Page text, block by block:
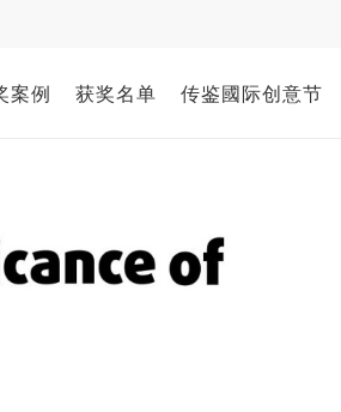
案例 获奖名单 传鉴國际创意节